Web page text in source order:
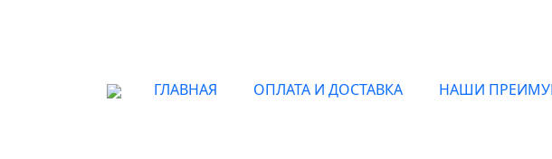
ГЛАВНАЯ ОПЛАТА И ДОСТАВКА НАШИ